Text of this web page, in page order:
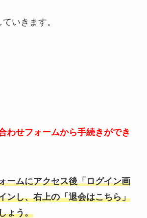
いきます。
わせフォームから手続きができ
ームにアクセス後「ログイン画
ンし、右上の「退会はこちら」
ょう。